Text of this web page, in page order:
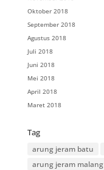
Oktober 2018
September 2018
Agustus 2018
Juli 2018
Juni 2018
Mei 2018
April 2018
Maret 2018
Tag
arung jeram batu
arung jeram malang